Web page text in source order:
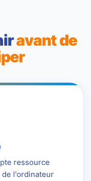
avant de
ressource
l'ordinateur